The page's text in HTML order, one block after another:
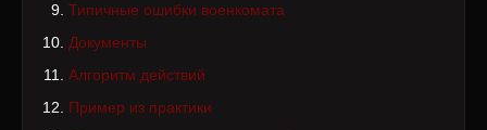
Типичные ошибки военкомата
Документы
Алгоритм действий
Пример из практики